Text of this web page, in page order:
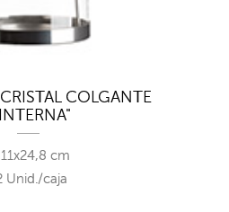
COLGANTE
cm
Unid./caja